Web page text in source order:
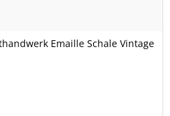
Emaille Schale Vintage